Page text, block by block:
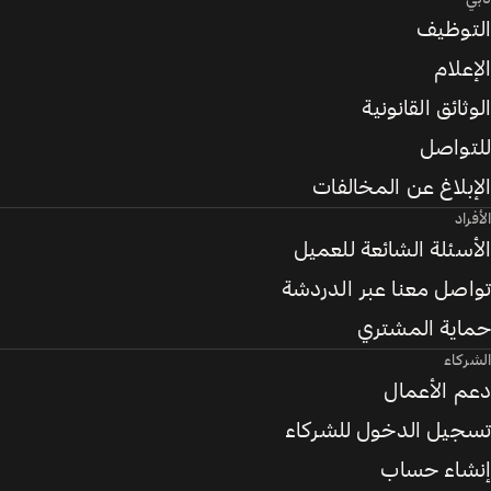
التوظيف
الإعلام
الوثائق القانونية
للتواصل
الإبلاغ عن المخالفات
الأفراد
الأسئلة الشائعة للعميل
تواصل معنا عبر الدردشة
حماية المشتري
الشركاء
دعم الأعمال
تسجيل الدخول للشركاء
إنشاء حساب